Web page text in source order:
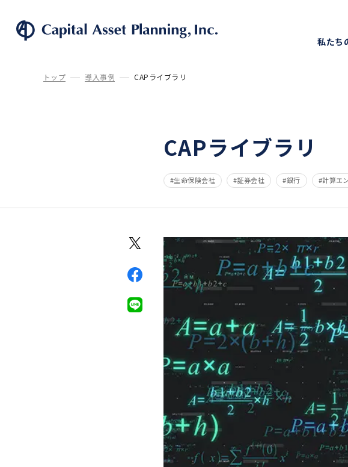
私たち
トップ 導入事例 CAPライブラリ
CAPライブラリ
生命保険会社 証券会社 銀行 計算エ